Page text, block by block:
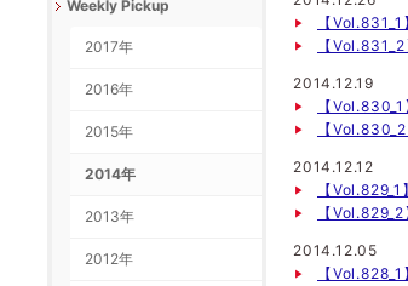
【
【
2014.12.19
【
【
2014.12.12
【
【
2014.12.05
【
Weekly Pickup
2017年
2016年
2015年
2014年
2013年
2012年